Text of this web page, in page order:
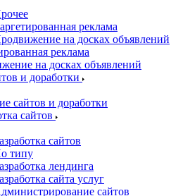
реклама
на досках объявлений
реклама
на досках объявлений
и доработки
сайтов и доработки
сайтов
сайтов
типу
лендинга
сайта услуг
сайтов